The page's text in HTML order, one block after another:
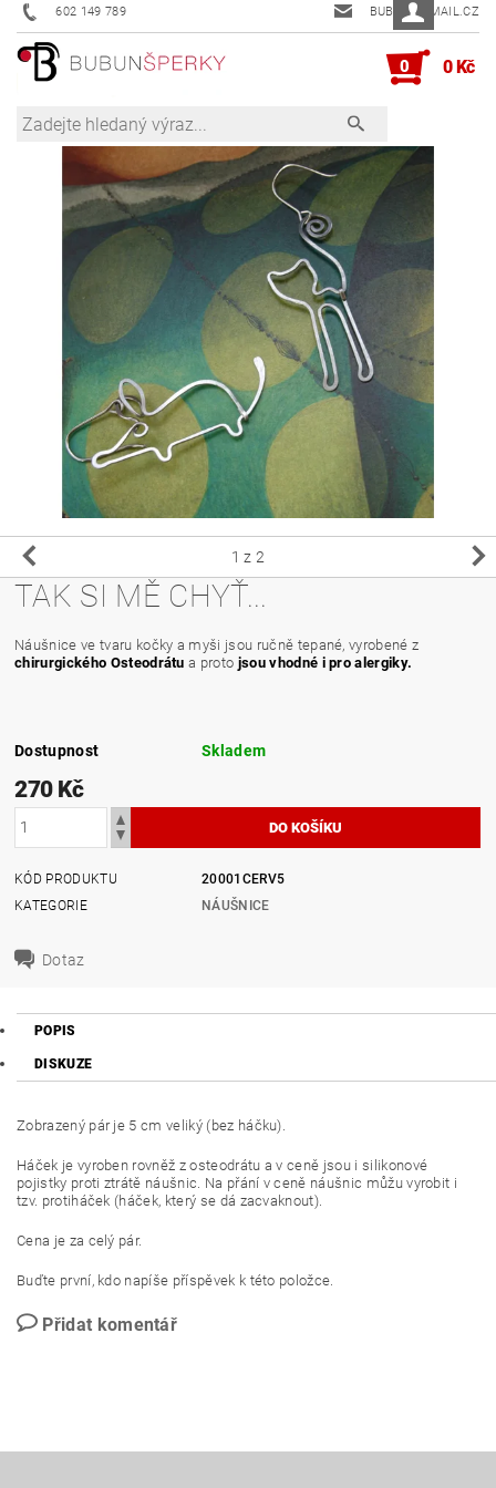
602 149 789 BUBUN@EMAIL.CZ
0 0 Kč
1 z 2
TAK SI MĚ CHYŤ...
Náušnice ve tvaru kočky a myši jsou ručně tepané, vyrobené z
chirurgického Osteodrátu a proto jsou vhodné i pro alergiky.
Dostupnost Skladem
270 Kč
KÓD PRODUKTU
20001CERV5
KATEGORIE
NÁUŠNICE
Dotaz
POPIS
DISKUZE
Zobrazený pár je 5 cm veliký (bez háčku).
Háček je vyroben rovněž z osteodrátu a v ceně jsou i silikonové
pojistky proti ztrátě náušnic. Na přání v ceně náušnic můžu vyrobit i
tzv. protiháček (háček, který se dá zacvaknout).
Cena je za celý pár.
Buďte první, kdo napíše příspěvek k této položce.
Přidat komentář